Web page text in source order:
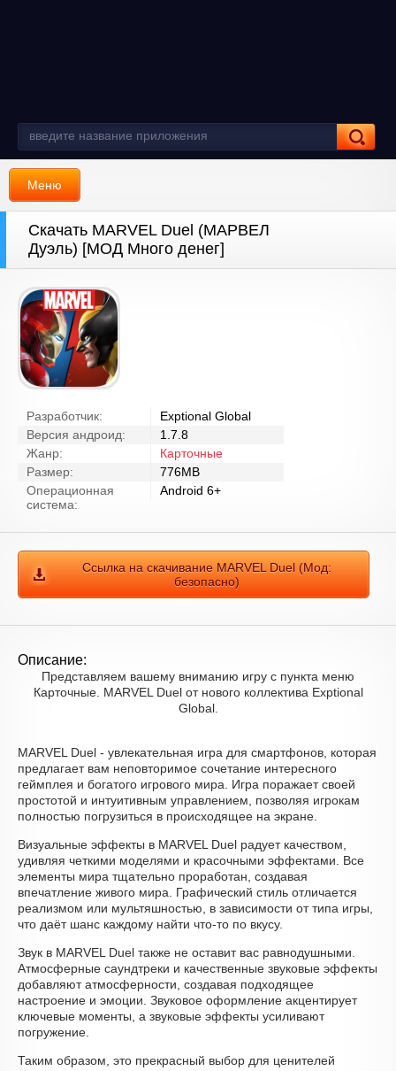
Меню
Скачать MARVEL Duel (МАРВЕЛ
Дуэль) [МОД Много денег]
Разработчик:
Exptional Global
Версия андроид:
1.7.8
Жанр:
Карточные
Размер:
776MB
Операционная
система:
Android 6+
Ссылка на скачивание MARVEL Duel (Мод:
безопасно)
Описание:
Представляем вашему вниманию игру с пункта меню
Карточные. MARVEL Duel от нового коллектива Exptional
Global.
MARVEL Duel - увлекательная игра для смартфонов, которая
предлагает вам неповторимое сочетание интересного
геймплея и богатого игрового мира. Игра поражает своей
простотой и интуитивным управлением, позволяя игрокам
полностью погрузиться в происходящее на экране.
Визуальные эффекты в MARVEL Duel радует качеством,
удивляя четкими моделями и красочными эффектами. Все
элементы мира тщательно проработан, создавая
впечатление живого мира. Графический стиль отличается
реализмом или мультяшностью, в зависимости от типа игры,
что даёт шанс каждому найти что-то по вкусу.
Звук в MARVEL Duel также не оставит вас равнодушными.
Атмосферные саундтреки и качественные звуковые эффекты
добавляют атмосферности, создавая подходящее
настроение и эмоции. Звуковое оформление акцентирует
ключевые моменты, а звуковые эффекты усиливают
погружение.
Таким образом, это прекрасный выбор для ценителей